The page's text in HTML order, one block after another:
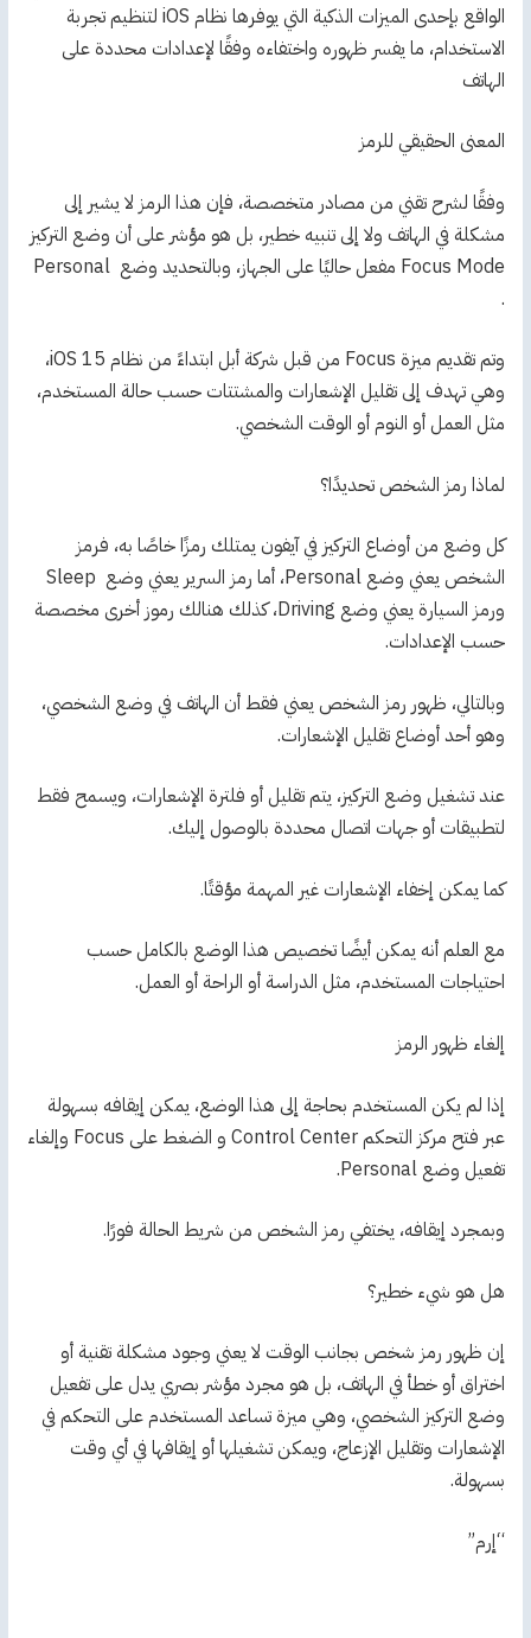
الواقع بإحدى الميزات الذكية التي يوفرها نظام iOS لتنظيم تجربة
الاستخدام، ما يفسر ظهوره واختفاءه وفقًا لإعدادات محددة على
الهاتف
المعنى الحقيقي للرمز
وفقًا لشرح تقني من مصادر متخصصة، فإن هذا الرمز لا يشير إلى
مشكلة في الهاتف ولا إلى تنبيه خطير، بل هو مؤشر على أن وضع التركيز
Focus Mode مفعل حاليًا على الجهاز، وبالتحديد وضع Personal
.
وتم تقديم ميزة Focus من قبل شركة أبل ابتداءً من نظام iOS 15،
وهي تهدف إلى تقليل الإشعارات والمشتتات حسب حالة المستخدم،
مثل العمل أو النوم أو الوقت الشخصي.
لماذا رمز الشخص تحديدًا؟
كل وضع من أوضاع التركيز في آيفون يمتلك رمزًا خاصًا به، فرمز
الشخص يعني وضع Personal، أما رمز السرير يعني وضع Sleep
ورمز السيارة يعني وضع Driving، كذلك هنالك رموز أخرى مخصصة
حسب الإعدادات.
وبالتالي، ظهور رمز الشخص يعني فقط أن الهاتف في وضع الشخصي،
وهو أحد أوضاع تقليل الإشعارات.
عند تشغيل وضع التركيز، يتم تقليل أو فلترة الإشعارات، ويسمح فقط
لتطبيقات أو جهات اتصال محددة بالوصول إليك.
كما يمكن إخفاء الإشعارات غير المهمة مؤقتًا.
مع العلم أنه يمكن أيضًا تخصيص هذا الوضع بالكامل حسب
احتياجات المستخدم، مثل الدراسة أو الراحة أو العمل.
إلغاء ظهور الرمز
إذا لم يكن المستخدم بحاجة إلى هذا الوضع، يمكن إيقافه بسهولة
عبر فتح مركز التحكم Control Center و الضغط على Focus وإلغاء
تفعيل وضع Personal.
وبمجرد إيقافه، يختفي رمز الشخص من شريط الحالة فورًا.
هل هو شيء خطير؟
إن ظهور رمز شخص بجانب الوقت لا يعني وجود مشكلة تقنية أو
اختراق أو خطأ في الهاتف، بل هو مجرد مؤشر بصري يدل على تفعيل
وضع التركيز الشخصي، وهي ميزة تساعد المستخدم على التحكم في
الإشعارات وتقليل الإزعاج، ويمكن تشغيلها أو إيقافها في أي وقت
بسهولة.
“إرم”